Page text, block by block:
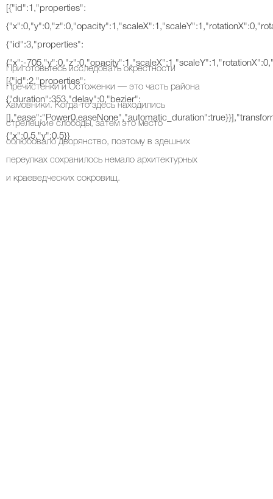
[{"id":1,"properties":
{"id":3,"properties":
{"x":-
[{"id":2,"properties":
{"duration":353,"delay":0,"bezier":
{"x":0.5,"y":0.5}}
Приготовьтесь исследовать окрестности
Пречистенки и Остоженки — это часть района
Хамовники. Когда-то здесь находились
стрелецкие слободы, затем это место
облюбовало дворянство, поэтому в здешних
переулках сохранилось немало архитектурных
и краеведческих сокровищ.